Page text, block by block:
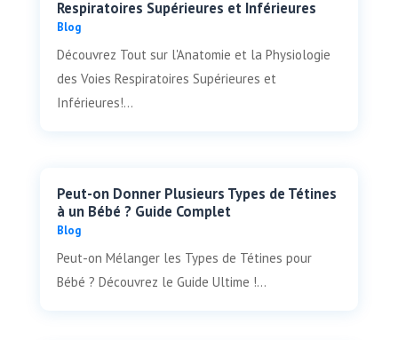
Respiratoires Supérieures et Inférieures
Blog
Découvrez Tout sur l'Anatomie et la Physiologie
des Voies Respiratoires Supérieures et
Inférieures!...
Peut-on Donner Plusieurs Types de Tétines
à un Bébé ? Guide Complet
Blog
Peut-on Mélanger les Types de Tétines pour
Bébé ? Découvrez le Guide Ultime !...